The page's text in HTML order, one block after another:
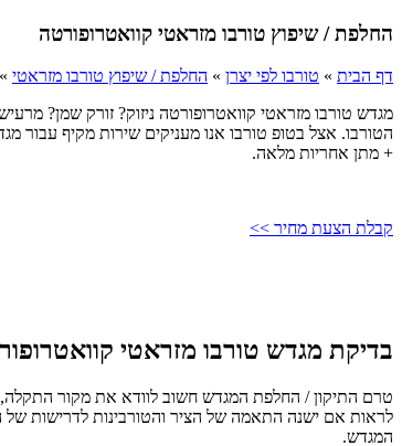
החלפת / שיפוץ טורבו מזראטי קוואטרופורטה
דף הבית » טורבו לפי יצרן » החלפת / שיפוץ טורבו מזראטי »
מגדש טורבו מזראטי קוואטרופורטה ניזוק? זורק שמן?
הטורבו. אצל בטופ טורבו אנו מעניקים שירות מקיף עבור
+ מתן אחריות מלאה.
קבלת הצעת מחיר >>
בדיקת מגדש טורבו מזראטי
טרם התיקון / החלפת המגדש חשוב לוודא את מקור
לראות אם ישנה התאמה של הציר והטורבינות לדרישות
המגדש.